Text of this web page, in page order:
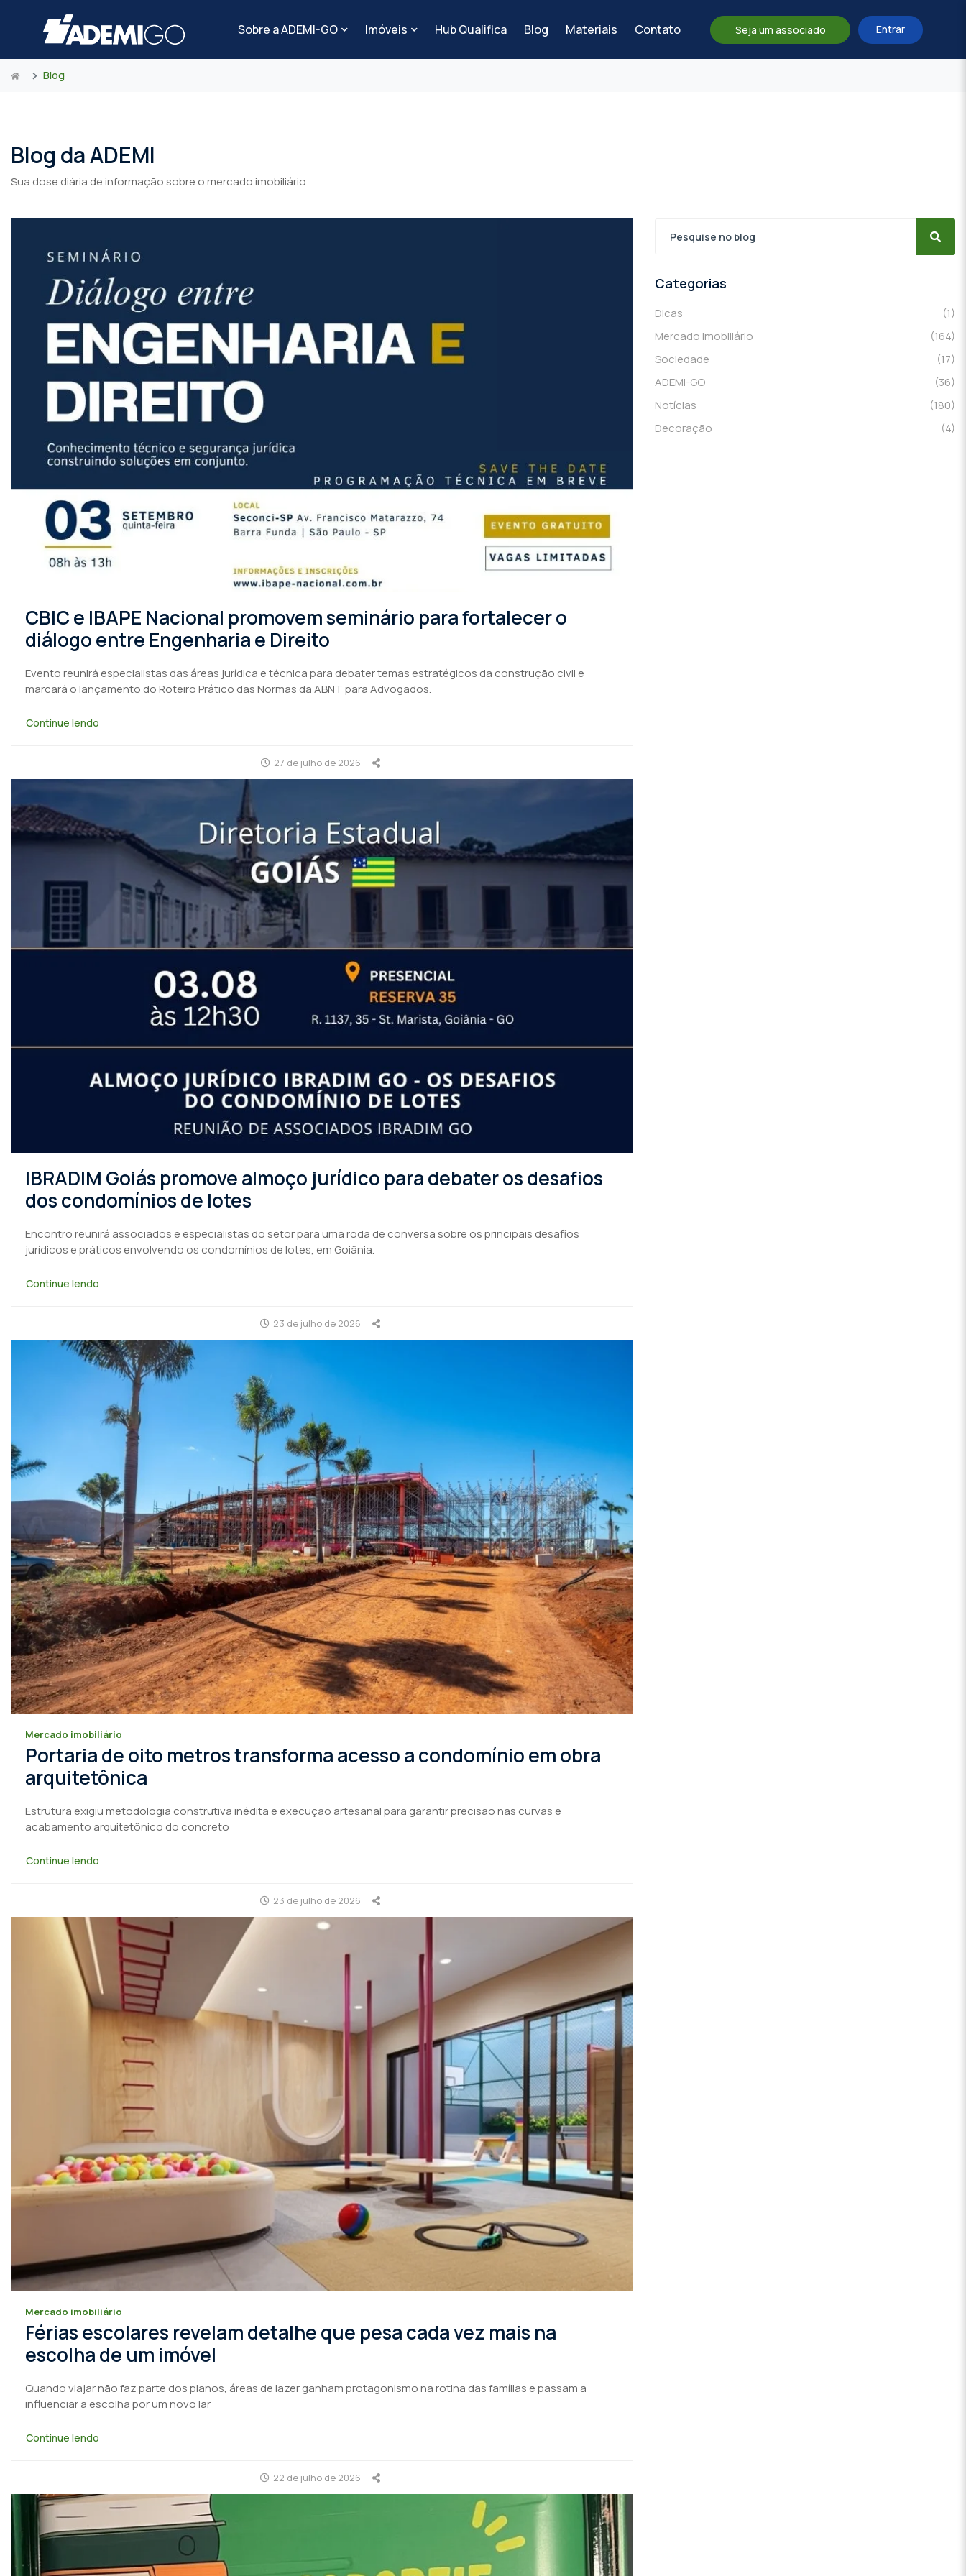
Sobre a ADEMI-GO Imóveis Hub Qualifica Blog Materiais Contato Seja um associado Entrar
Blog
Blog da ADEMI
Sua dose diária de informação sobre o mercado imobiliário
CBIC e IBAPE Nacional promovem seminário para fortalecer o
diálogo entre Engenharia e Direito
Evento reunirá especialistas das áreas jurídica e técnica para debater temas estratégicos da construção civil e
marcará o lançamento do Roteiro Prático das Normas da ABNT para Advogados.
Continue lendo
27 de julho de 2026
IBRADIM Goiás promove almoço jurídico para debater os desafios
dos condomínios de lotes
Encontro reunirá associados e especialistas do setor para uma roda de conversa sobre os principais desafios
jurídicos e práticos envolvendo os condomínios de lotes, em Goiânia.
Continue lendo
23 de julho de 2026
Mercado imobiliário
Portaria de oito metros transforma acesso a condomínio em obra
arquitetônica
Estrutura exigiu metodologia construtiva inédita e execução artesanal para garantir precisão nas curvas e
acabamento arquitetônico do concreto
Continue lendo
23 de julho de 2026
Mercado imobiliário
Férias escolares revelam detalhe que pesa cada vez mais na
escolha de um imóvel
Quando viajar não faz parte dos planos, áreas de lazer ganham protagonismo na rotina das famílias e passam a
influenciar a escolha por um novo lar
Continue lendo
22 de julho de 2026
Categorias
Dicas
(1)
Mercado imobiliário
(164)
Sociedade
(17)
ADEMI-GO
(36)
Notícias
(180)
Decoração
(4)